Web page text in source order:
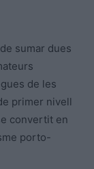
sumar dues
de les
primer nivell
convertit en
porto-